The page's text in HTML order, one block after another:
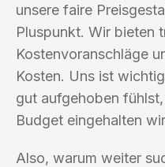
unsere faire
Pluspunkt. Wir bieten
Kostenvoranschläge
Kosten. Uns ist
gut aufgehoben
Budget eingehalten
Also, warum weiter